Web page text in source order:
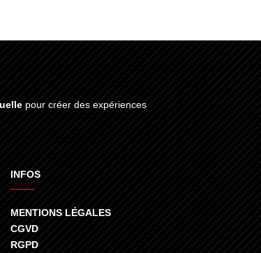
pour créer des expériences
INFOS
MENTIONS LÉGALES
CGVD
RGPD